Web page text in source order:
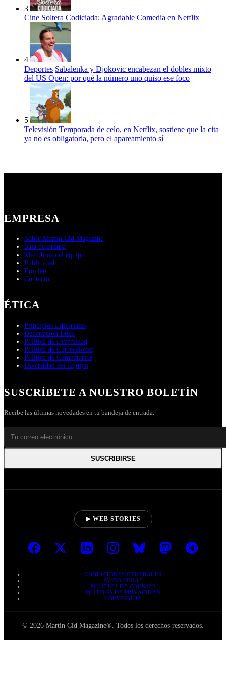
3
Cine Soltera Codiciada: Agradable Comedia en Netflix
4
Deportes Sabalenka y Djokovic encabezan el dobles mixto
del US Open: por qué la número uno quiso ese foco
5
Televisión Temporada de celo, en Netflix, sostiene que la cita
ya no es obligatoria, pero el apareamiento sí
EMPRESA
Sobre Martin Cid Magazine
Sala de Prensa
Miembros del equipo
Publicidad
Empleo
Contacto
ÉTICA
Principios Editoriales
Declaración Ética
Política de Diversidad
Política de Correcciones
Política de Comentarios
Diversidad del Equipo
SUSCRÍBETE A NUESTRO BOLETÍN
Recibe las últimas novedades en tu bandeja de entrada.
SUSCRIBIRSE
▶ WEB STORIES
CONDICIONES GENERALES
AVISO LEGAL
POLÍTICA DE COOKIES
POLÍTICA DE PRIVACIDAD
COPYRIGHTS
© 2026 Martin Cid Magazine®. Todos los derechos reservados.